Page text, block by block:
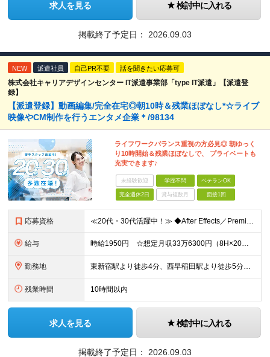
求人を見る 検討中に入れる
掲載終了予定日： 2026.09.03
NEW 派遣社員 自己PR不要 話を聞きたい応募可
株式会社キャリアデザインセンター IT派遣事業部「type IT派遣」【派遣登
録】
【派遣登録】動画編集/完全在宅◎朝10時＆残業ほぼなし*☆ライブ
映像やCM制作を行うエンタメ企業＊/98134
ライフワークバランス重視の方必見◎ 朝ゆっく
り10時開始＆残業ほぼなしで、 プライベートも
充実できます♪
未経験歓迎 学歴不問 ベテランOK
完全週休2日 賞与複数月 面接1回
応募資格 ≪20代・30代活躍中！≫ ◆After Effects／Premiere Proを使用した動画編集の経験 ※ブランクがある方やこれまでのご経験に自信がない方も、まずはお気軽にご応募ください！ ※ご
給与 時給1950円 ☆想定月収33万6300円（8H×20日+残業10H） ※交通費全額支給
勤務地 東新宿駅より徒歩4分、西早稲田駅より徒歩5分 ※赤坂オフィス：溜池山王駅より徒歩5分 ▼服装：私服 ▼受動喫煙対策：屋内禁煙
残業時間 10時間以内
求人を見る 検討中に入れる
掲載終了予定日： 2026.09.03